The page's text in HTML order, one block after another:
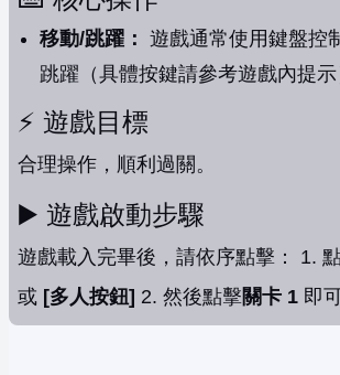
移動/跳躍： 遊戲通常使用鍵盤控
跳躍（具體按鍵請參考遊戲內提示
⚡️ 遊戲目標
合理操作，順利過關。
▶️ 遊戲啟動步驟
遊戲載入完畢後，請依序點擊： 1.
或 [多人按鈕] 2. 然後點擊關卡 1 即